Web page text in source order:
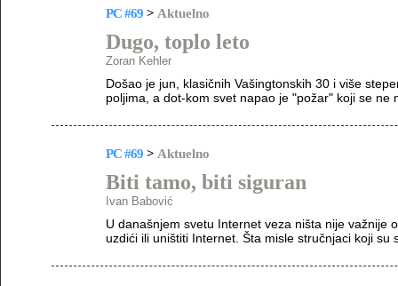
PC #69 > Aktuelno
Dugo, toplo leto
Zoran Kehler
Došao je jun, klasičnih Vašingtonskih 30 i više
poljima, a dot-kom svet napao je "požar" koji se ne
PC #69 > Aktuelno
Biti tamo, biti siguran
Ivan Babović
U današnjem svetu Internet veza ništa nije važnije
uzdići ili uništiti Internet. Šta misle stručnjaci koji